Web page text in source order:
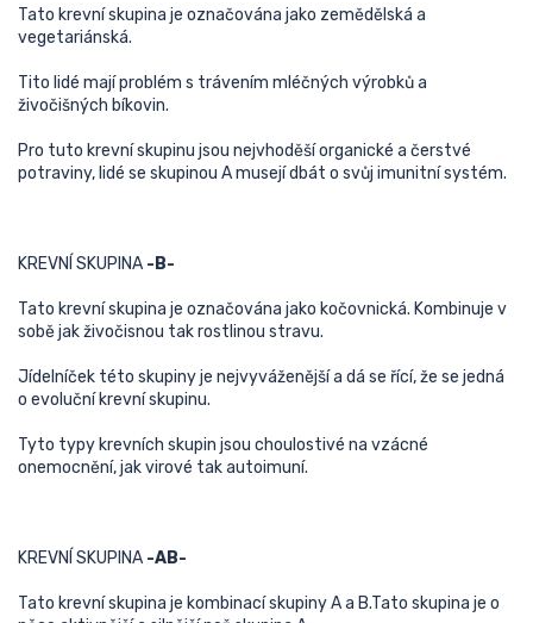
Tato krevní skupina je označována jako zemědělská a
vegetariánská.
Tito lidé mají problém s trávením mléčných výrobků a
živočišných bíkovin.
Pro tuto krevní skupinu jsou nejvhoděší organické a čerstvé
potraviny, lidé se skupinou A musejí dbát o svůj imunitní systém.
KREVNÍ SKUPINA -B-
Tato krevní skupina je označována jako kočovnická. Kombinuje v
sobě jak živočisnou tak rostlinou stravu.
Jídelníček této skupiny je nejvyváženější a dá se řící, že se jedná
o evoluční krevní skupinu.
Tyto typy krevních skupin jsou choulostivé na vzácné
onemocnění, jak virové tak autoimuní.
KREVNÍ SKUPINA -AB-
Tato krevní skupina je kombinací skupiny A a B.Tato skupina je o